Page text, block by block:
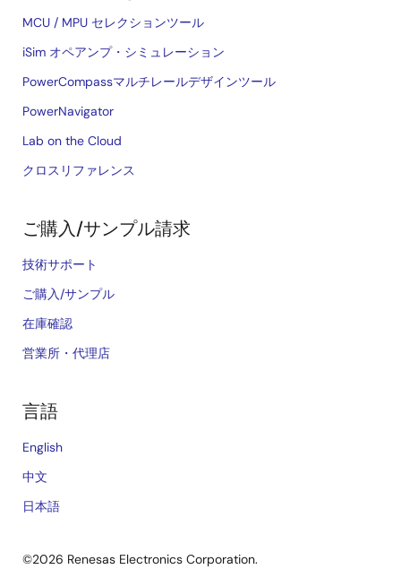
MCU / MPU セレクションツール
iSim オペアンプ・シミュレーション
PowerCompassマルチレールデザインツール
PowerNavigator
Lab on the Cloud
クロスリファレンス
ご購入/サンプル請求
技術サポート
ご購入/サンプル
在庫確認
営業所・代理店
言語
English
中文
日本語
©2026 Renesas Electronics Corporation.